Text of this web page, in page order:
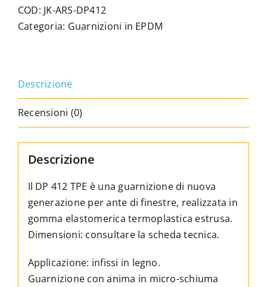
412
in
in
Guarnizione
ante,
per
scanalatura
da
4
mm
COD: JK-ARS-DP412
Categoria: Guarnizioni in EPDM
Descrizione
Recensioni (0)
Descrizione
Il DP 412 TPE è una guarnizione di nuova
generazione per ante di finestre, realizzata in
gomma elastomerica termoplastica estrusa.
Dimensioni: consultare la scheda tecnica.
Applicazione: infissi in legno.
Guarnizione con anima in micro-schiuma